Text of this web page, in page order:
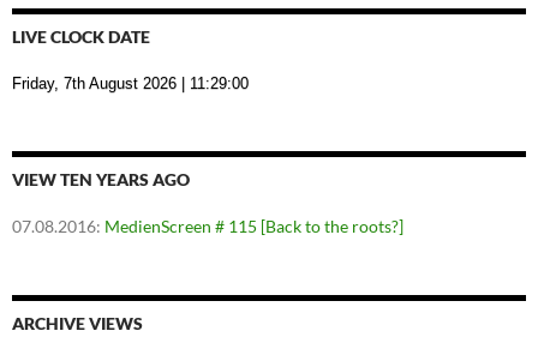
LIVE CLOCK DATE
Friday, 7th August 2026 | 11:29:00
VIEW TEN YEARS AGO
07.08.2016: MedienScreen # 115 [Back to the roots?]
ARCHIVE VIEWS